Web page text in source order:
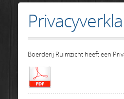
Boerderij Ruimzicht heeft een